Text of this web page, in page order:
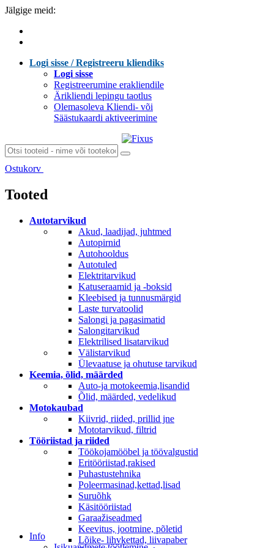
Jälgige meid:
Logi sisse / Registreeru kliendiks
Logi sisse
Registreerumine erakliendile
Ärikliendi lepingu taotlus
Olemasoleva Kliendi- või
Säästukaardi aktiveerimine
Ostukorv
Tooted
Autotarvikud
Akud, laadijad, juhtmed
Autopirnid
Autohooldus
Autotuled
Elektritarvikud
Katuseraamid ja -boksid
Kleebised ja tunnusmärgid
Laste turvatoolid
Salongi ja pagasimatid
Salongitarvikud
Elektrilised lisatarvikud
Välistarvikud
Ülevaatuse ja ohutuse tarvikud
Keemia, õlid, määrded
Auto-ja motokeemia,lisandid
Õlid, määrded, vedelikud
Motokaubad
Kiivrid, riided, prillid jne
Mototarvikud, filtrid
Tööriistad ja riided
Töökojamööbel ja töövalgustid
Eritööriistad,rakised
Puhastustehnika
Poleermasinad,kettad,lisad
Suruõhk
Käsitööriistad
Garaažiseadmed
Keevitus, jootmine, põletid
Lõike- lihvkettad, liivapaber
Info